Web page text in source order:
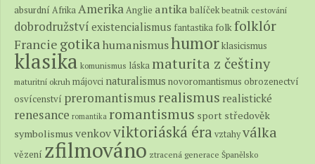
absurdní AfrikaAmerikaAnglie antika balíček beatnik cestování
dobrodružství existencialismus fantastika folkfolklór
Francie gotikahumanismushumorklasicismus
klasika komunismus láskamaturita z češtiny
maturitní okruh májovci naturalismus novoromantismus obrozenectví
osvícenství preromantismus realismus realistické
renesance romantika romantismus sport středověk
symbolismus venkovviktoriáská éravztahyválka
vězení zfilmováno ztracená generace Španělsko